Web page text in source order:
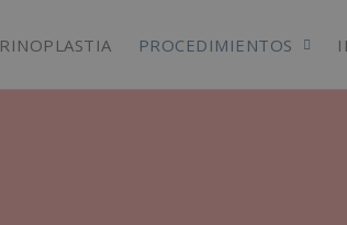
RINOPLASTIA PROCEDIMIENTOS